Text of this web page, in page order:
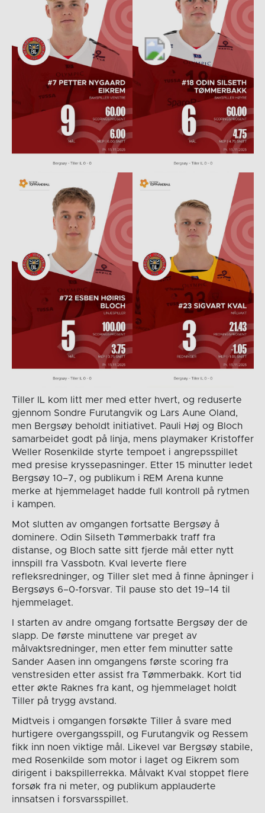
Tiller IL kom litt mer med etter hvert, og reduserte
gjennom Sondre Furutangvik og Lars Aune Oland,
men Bergsøy beholdt initiativet. Pauli Høj og Bloch
samarbeidet godt på linja, mens playmaker Kristoffer
Weller Rosenkilde styrte tempoet i angrepsspillet
med presise kryssepasninger. Etter 15 minutter ledet
Bergsøy 10–7, og publikum i REM Arena kunne
merke at hjemmelaget hadde full kontroll på rytmen
i kampen.
Mot slutten av omgangen fortsatte Bergsøy å
dominere. Odin Silseth Tømmerbakk traff fra
distanse, og Bloch satte sitt fjerde mål etter nytt
innspill fra Vassbotn. Kval leverte flere
refleksredninger, og Tiller slet med å finne åpninger i
Bergsøys 6–0-forsvar. Til pause sto det 19–14 til
hjemmelaget.
I starten av andre omgang fortsatte Bergsøy der de
slapp. De første minuttene var preget av
målvaktsredninger, men etter fem minutter satte
Sander Aasen inn omgangens første scoring fra
venstresiden etter assist fra Tømmerbakk. Kort tid
etter økte Raknes fra kant, og hjemmelaget holdt
Tiller på trygg avstand.
Midtveis i omgangen forsøkte Tiller å svare med
hurtigere overgangsspill, og Furutangvik og Ressem
fikk inn noen viktige mål. Likevel var Bergsøy stabile,
med Rosenkilde som motor i laget og Eikrem som
dirigent i bakspillerrekka. Målvakt Kval stoppet flere
forsøk fra ni meter, og publikum applauderte
innsatsen i forsvarsspillet.